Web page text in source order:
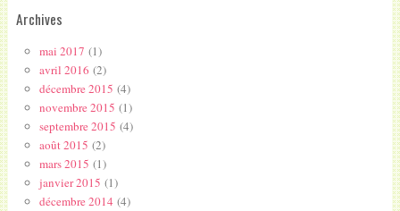
Archives
mai 2017 (1)
avril 2016 (2)
décembre 2015 (4)
novembre 2015 (1)
septembre 2015 (4)
août 2015 (2)
mars 2015 (1)
janvier 2015 (1)
décembre 2014(4)